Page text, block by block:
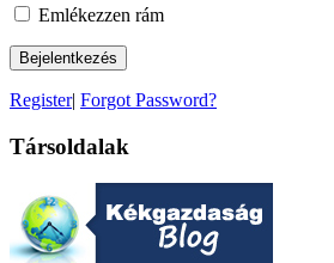
Emlékezzen rám
Register| Forgot Password?
Társoldalak